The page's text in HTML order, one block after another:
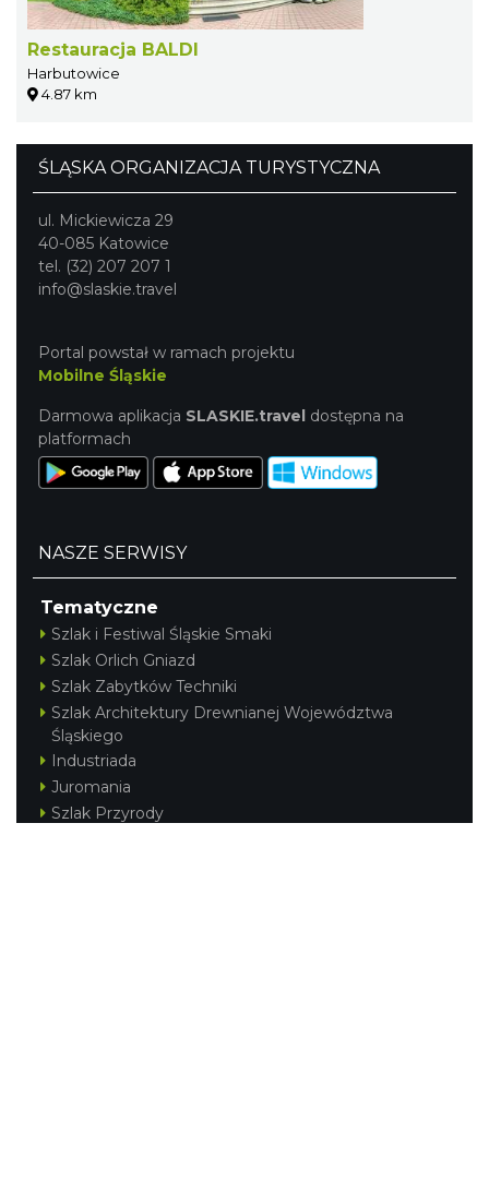
Restauracja BALDI
Harbutowice
4.87 km
ŚLĄSKA ORGANIZACJA TURYSTYCZNA
ul. Mickiewicza 29
40-085 Katowice
tel. (32) 207 207 1
info@slaskie.travel
Portal powstał w ramach projektu
Mobilne Śląskie
Darmowa aplikacja SLASKIE.travel dostępna na
platformach
NASZE SERWISY
Tematyczne
Szlak i Festiwal Śląskie Smaki
Szlak Orlich Gniazd
Szlak Zabytków Techniki
Szlak Architektury Drewnianej Województwa
Śląskiego
Industriada
Juromania
Szlak Przyrody